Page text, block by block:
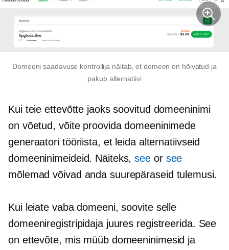
Domeeni saadavuse kontrollija näitab, et domeen on hõivatud ja
pakub alternatiivi
Kui teie ettevõtte jaoks soovitud domeeninimi
on võetud, võite proovida domeeninimede
generaatori tööriista, et leida alternatiivseid
domeeninimeideid. Näiteks,see or see
mõlemad võivad anda suurepäraseid tulemusi.
Kui leiate vaba domeeni, soovite selle
domeeniregistripidaja juures registreerida. See
on ettevõte, mis müüb domeeninimesid ja